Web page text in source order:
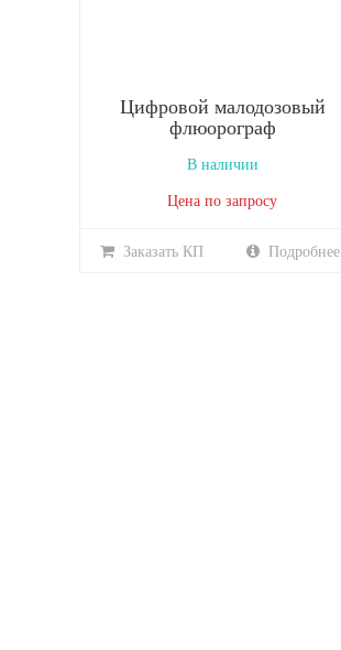
Цифровой малодозовый
флюорограф
В наличии
Цена по запросу
Заказать КП Подробнее